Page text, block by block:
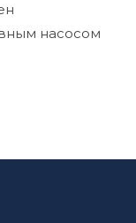
насосом